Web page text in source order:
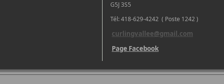
G5J 3S5
Tél: 418-629-4242 ( Poste 1242 )
curlingvallee@gmail.com
Page Facebook